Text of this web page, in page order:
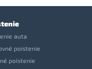
auta
poistenie
poistenie